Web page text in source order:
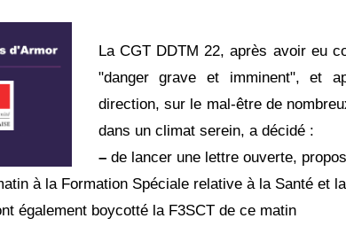
La CGT DDTM 22, après avoir eu
"danger grave et imminent", et
direction, sur le mal-être de
dans un climat serein, a décidé :
–de lancer une lettre ouverte,
à la Formation Spéciale relative à la Santé et
également boycotté la F3SCT de ce matin